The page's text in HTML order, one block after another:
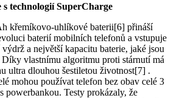
technologií SuperCharge
křemíkovo-uhlíkové baterii[6] přináší
baterií mobilních telefonů a vstupuje
a největší kapacitu baterie, jaké jsou
vlastnímu algoritmu proti stárnutí má
ultra dlouhou šestiletou životnost[7] .
mohou používat telefon bez obav celé 3
powerbankou. Testy prokázaly, že